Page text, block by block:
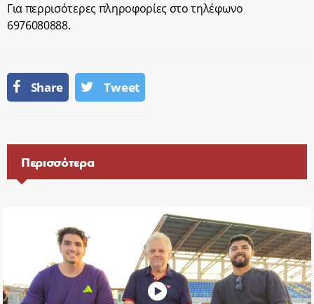
Για περρισότερες πληροφορίες στο τηλέφωνο
6976080888.
Share Tweet
Περισσότερα